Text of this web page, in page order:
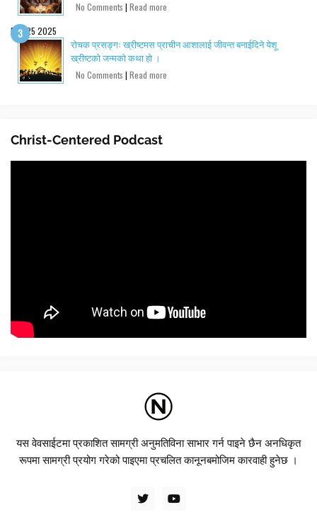
No Comments | Read more
Dec 25 2025
रोचक प्रसङ्गः ख्रीष्टमस प्राचीन आशालाई जीवन्त बनाईदिने येशू
ख्रीष्टको जन्मको कथा हो ।
No Comments | Read more
Christ-Centered Podcast
यस वेवसाईटमा प्रकाशित सामग्री अनुमतिविना साभार गर्न पाइने छैन अनधिकृत
रूपमा सामग्री प्रयोग गरेको पाइएमा प्रचलित कानूनबमोजिम कारवाही हुनेछ ।